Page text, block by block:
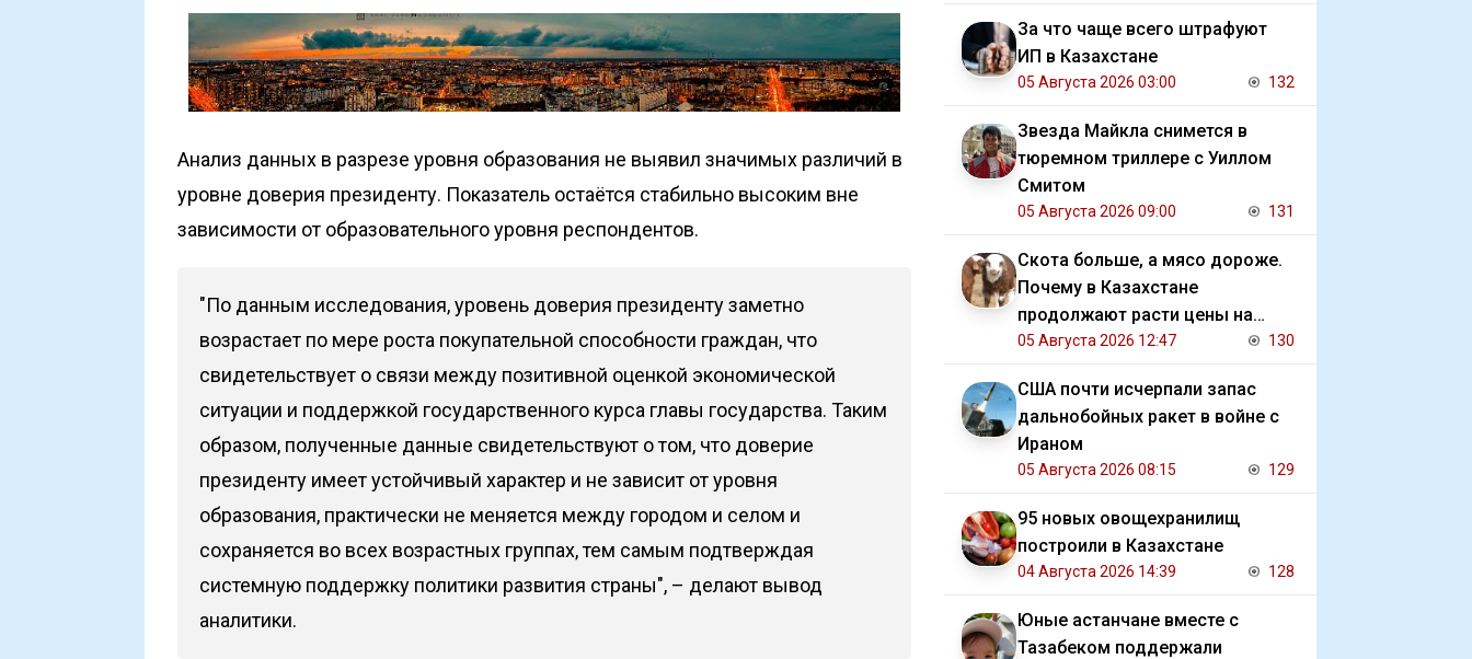
Анализ данных в разрезе уровня образования не выявил значимых различий в
уровне доверия президенту. Показатель остаётся стабильно высоким вне
зависимости от образовательного уровня респондентов.
"По данным исследования, уровень доверия президенту заметно
возрастает по мере роста покупательной способности граждан, что
свидетельствует о связи между позитивной оценкой экономической
ситуации и поддержкой государственного курса главы государства. Таким
образом, полученные данные свидетельствуют о том, что доверие
президенту имеет устойчивый характер и не зависит от уровня
образования, практически не меняется между городом и селом и
сохраняется во всех возрастных группах, тем самым подтверждая
системную поддержку политики развития страны", – делают вывод
аналитики.
За что чаще всего штрафуют
ИП в Казахстане
05 Августа 2026 03:00 132
Звезда Майкла снимется в
тюремном триллере с Уиллом
Смитом
05 Августа 2026 09:00 131
Скота больше, а мясо дороже.
Почему в Казахстане
продолжают расти цены на
баранину и конину
05 Августа 2026 12:47 130
США почти исчерпали запас
дальнобойных ракет в войне с
Ираном
05 Августа 2026 08:15 129
95 новых овощехранилищ
построили в Казахстане
04 Августа 2026 14:39 128
Юные астанчане вместе с
Тазабеком поддержали